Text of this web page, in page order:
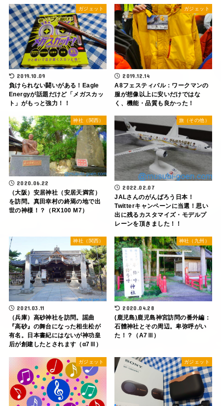
ガジェット
2019.10.09
負けられない闘いがある！Eagle
Energyが話題だけど「メガスカッ
ト」がもっと強力！！
ガジェット
2019.12.14
A8フェスティバル：ワークマンの
服が想像以上に安いだけではな
く、機能・品質も良かった！
神社（関西）
2020.06.22
（大阪）安居神社（安居天満宮）
を訪問。真田幸村の終焉の地で出
世の神様！？（RX100 M7）
旅（その他）
2022.02.07
JALさんのがんばろう日本！
Twitterキャンペーンに当選！思い
出に残るカスタマイズ・モデルプ
レーンを頂きました！！
神社（関西）
2021.03.11
（兵庫）高砂神社を訪問。謡曲
『高砂』の舞台になった相生松が
有名。日本書紀にはないが神功皇
后が創建したとされます（α7Ⅲ）
神社（九州）
2020.04.28
(鹿児島)鹿児島神宮訪問の番外編：
石體神社とその周辺。卑弥呼がい
た！？（A7Ⅲ）
ガジェット ガジェット